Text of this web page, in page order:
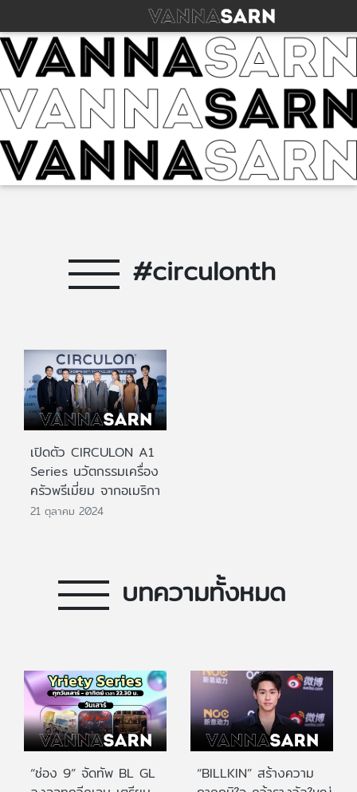
#circulonth
เปิดตัว CIRCULON A1
Series นวัตกรรมเครื่อง
ครัวพรีเมี่ยม จากอเมริกา
21 ตุลาคม 2024
บทความทั้งหมด
“ช่อง 9” จัดทัพ BL GL
“BILLKIN” สร้างความ